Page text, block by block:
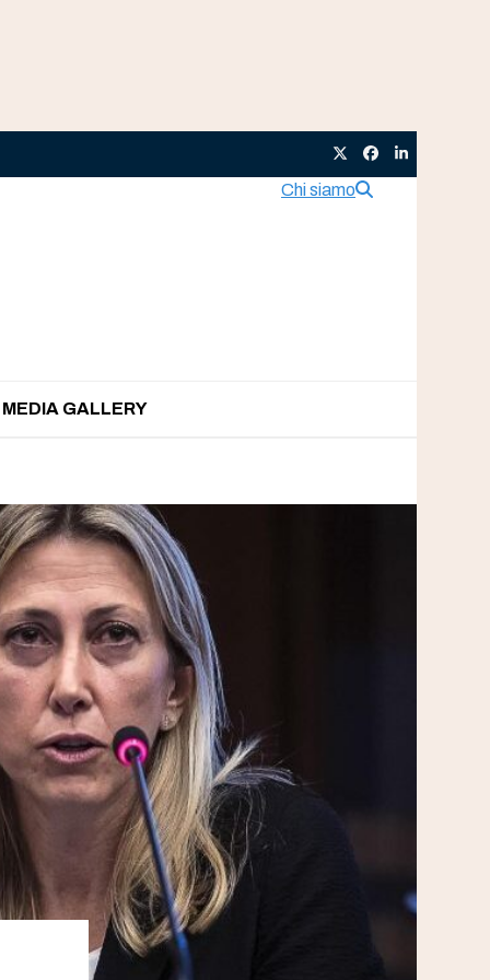
TwitterFacebook
LinkedIn
Chi siamo
MEDIA GALLERY